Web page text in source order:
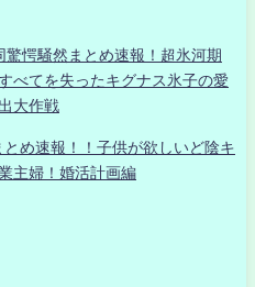
愕騒然まとめ速報！超氷河期
べてを失ったキグナス氷子の愛
大作戦
め速報！！子供が欲しいど陰キ
主婦！婚活計画編